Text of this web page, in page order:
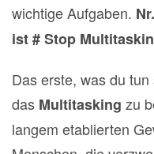
wichtige Aufgaben.
ist # Stop
Das erste, was du
das Multitasking zu
langem etablierten